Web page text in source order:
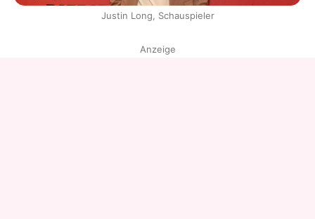
Justin Long, Schauspieler
Anzeige